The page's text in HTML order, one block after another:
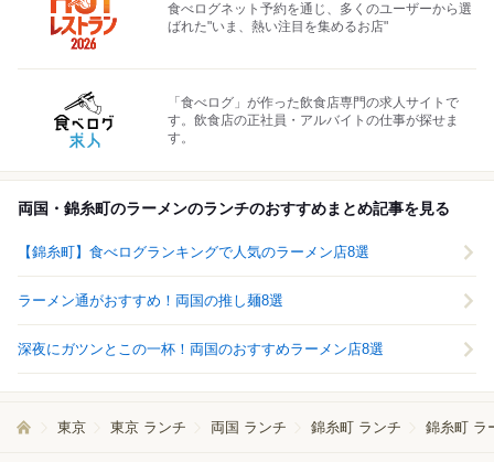
食べログネット予約を通じ、多くのユーザーから選
ばれた"いま、熱い注目を集めるお店"
「食べログ」が作った飲食店専門の求人サイトで
す。飲食店の正社員・アルバイトの仕事が探せま
す。
両国・錦糸町のラーメンのランチのおすすめまとめ記事を見る
【錦糸町】食べログランキングで人気のラーメン店8選
ラーメン通がおすすめ！両国の推し麺8選
深夜にガツンとこの一杯！両国のおすすめラーメン店8選
東京 東京 ランチ 両国 ランチ 錦糸町 ランチ 錦糸町 ラ